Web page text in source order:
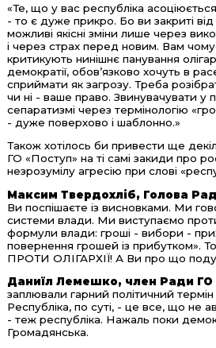
«Те, що у вас республіка
- то є дуже прикро. Бо ви закриті
можливі якісні зміни лише через
і через страх перед новим. Вам
критикують нинішнє панування
демократії, обов’язково хочуть в
сприймати як загрозу. Треба
чи ні - ваше право. Звинувачувати у
сепаратизмі через термінологію
- дуже поверхово і шаблонно.»
Також хотілось би привести ще
ГО «Поступ» на ті самі закиди про
незрозумілу агресію при слові
Максим Твердохліб, Голова
Ви поспішаєте із висновками. Ми
системи влади. Ми виступаємо
формули влади: гроші - вибори -
повернення грошей із прибутком».
ПРОТИ ОЛІГАРХІЇ! А Ви про що
Даниїл Лемешко, член Ради ГО
заплювали гарний політичний термін
Республіка, по суті, - це все, що не
- теж республіка. Нажаль поки
Громадянська.